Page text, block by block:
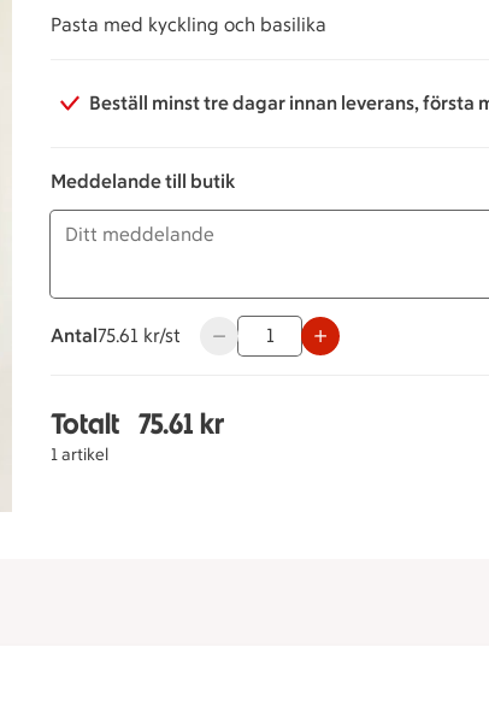
Pasta med kyckling och basilika
Beställ minst tre dagar innan leverans, första
Meddelande till butik
Antal
75.61 kronor styck
75.61 kr/st Använd knapparna för att
Totalt
1 artikel
Totalt 1 stycken Pasta med kyckling och
75.61 kr